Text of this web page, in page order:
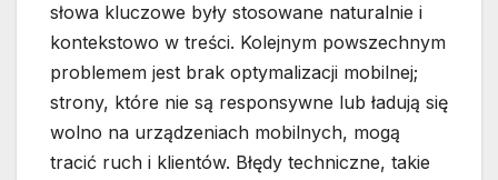
słowa kluczowe były stosowane naturalnie i
kontekstowo w treści. Kolejnym powszechnym
problemem jest brak optymalizacji mobilnej;
strony, które nie są responsywne lub ładują się
wolno na urządzeniach mobilnych, mogą
tracić ruch i klientów. Błędy techniczne, takie